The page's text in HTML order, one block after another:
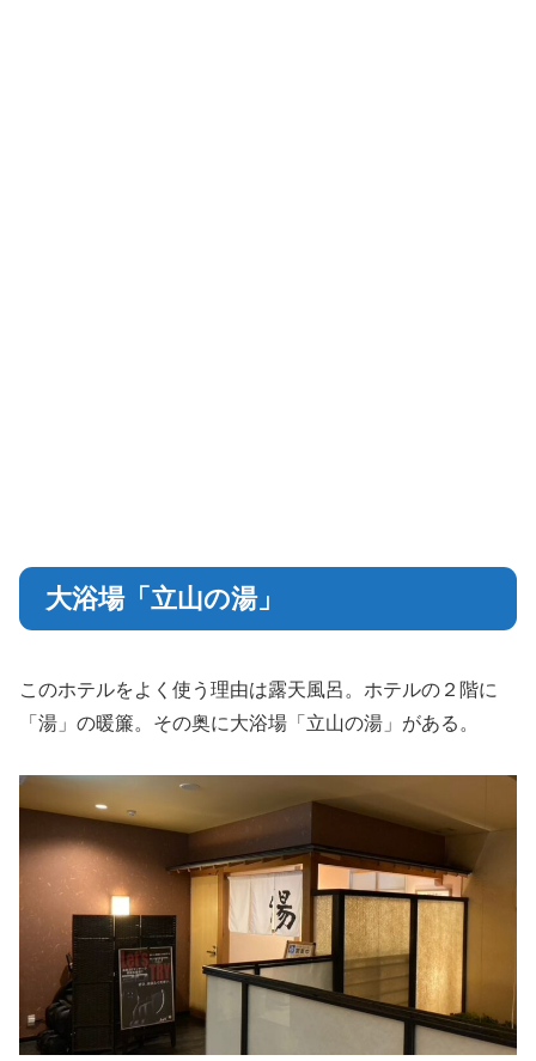
大浴場「立山の湯」
このホテルをよく使う理由は露天風呂。ホテルの２階に
「湯」の暖簾。その奥に大浴場「立山の湯」がある。